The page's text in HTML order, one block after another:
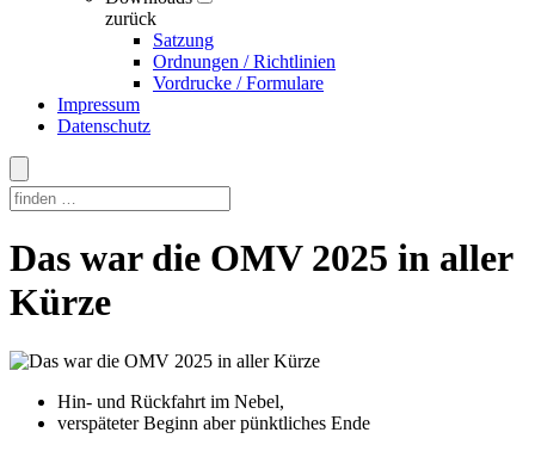
zurück
Satzung
Ordnungen / Richtlinien
Vordrucke / Formulare
Impressum
Datenschutz
Skip
to
content
Das war die OMV 2025 in aller
Kürze
Hin- und Rückfahrt im Nebel,
verspäteter Beginn aber pünktliches Ende